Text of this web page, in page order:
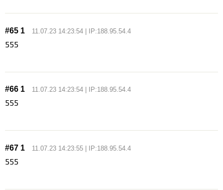
#65 1 11.07.23 14:23:54 | IP:188.95.54.4
555
#66 1 11.07.23 14:23:54 | IP:188.95.54.4
555
#67 1 11.07.23 14:23:55 | IP:188.95.54.4
555